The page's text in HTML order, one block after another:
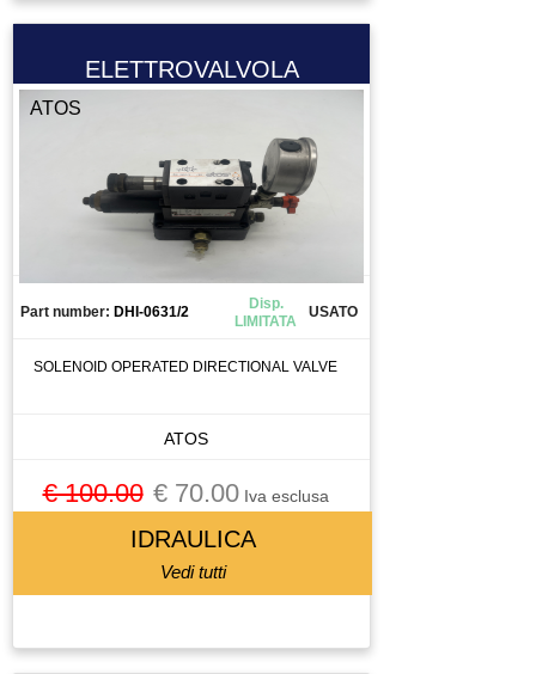
ELETTROVALVOLA
ATOS
Part number: DHI-0631/2
Disp.
LIMITATA
USATO
SOLENOID OPERATED DIRECTIONAL VALVE
ATOS
€ 100.00 € 70.00Iva esclusa
IDRAULICA
Vedi tutti